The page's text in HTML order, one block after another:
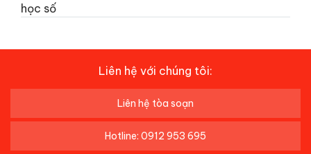
học số
Liên hệ với chúng tôi:
Liên hệ tòa soạn
Hotline: 0912 953 695